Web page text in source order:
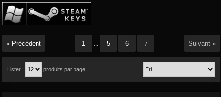
« Précédent 1 ... 5 6 7 Suivant »
Lister : produits par page